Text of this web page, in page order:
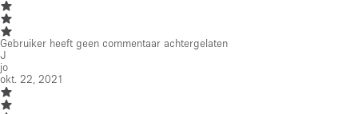
Gebruiker heeft geen commentaar achtergelaten
J
jo
okt. 22, 2021